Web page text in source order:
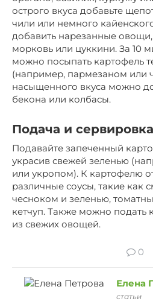
острого вкуса добавьте
чили или немного
добавить нарезанные овощи,
морковь или цуккини. За 10
можно посыпать картофель
(например, пармезаном или
насыщенного вкуса можно
бекона или колбасы.
Подача и
Подавайте запеченный
украсив свежей зеленью
или укропом). К картофелю
различные соусы, такие как
чесноком и зеленью,
кетчуп. Также можно подать
из свежих овощей.
0
Елена
статьи